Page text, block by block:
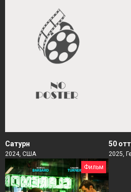
Сатурн
2024, США
50
2025,
Фильм